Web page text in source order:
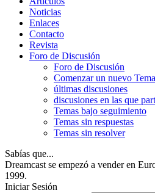
Noticias
Enlaces
Contacto
Revista
Foro de Discusión
Foro de Discusión
Comenzar un nuevo Tema
últimas discusiones
discusiones en las que
Temas bajo seguimiento
Temas sin respuestas
Temas sin resolver
Sabías que...
Dreamcast se empezó a vender en
1999.
Iniciar Sesión